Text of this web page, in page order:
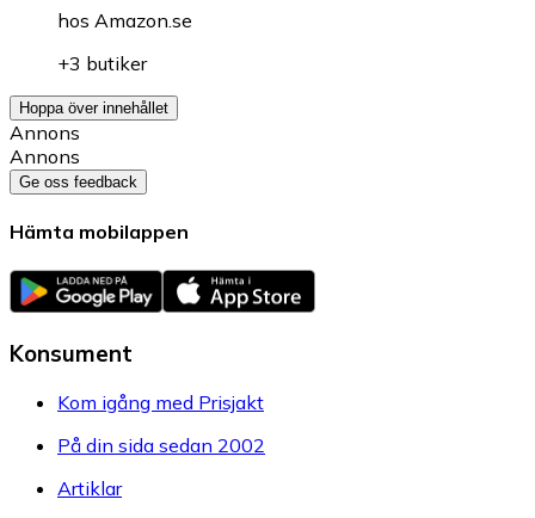
hos Amazon.se
+3 butiker
Hoppa över innehållet
Annons
Annons
Ge oss feedback
Hämta mobilappen
Konsument
Kom igång med Prisjakt
På din sida sedan 2002
Artiklar